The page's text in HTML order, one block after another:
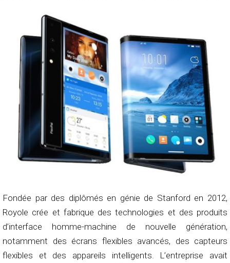
Fondée par des diplômés en génie de Stanford en 2012,
Royole crée et fabrique des technologies et des produits
d’interface homme-machine de nouvelle génération,
notamment des écrans flexibles avancés, des capteurs
flexibles et des appareils intelligents. L’entreprise avait